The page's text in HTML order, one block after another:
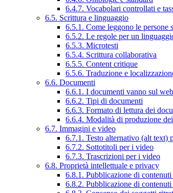
6.4.7. Vocabolari controllati e
6.5. Scrittura e linguaggio
6.5.1. Come leggono le persone
6.5.2. Le regole per un
6.5.3. Microtesti
6.5.4. Scrittura collaborativa
6.5.5. Content critique
6.5.6. Traduzione e
6.6. Documenti
6.6.1. I documenti vanno sul web
6.6.2. Tipi di documenti
6.6.3. Formato di lettura dei
6.6.4. Modalità di produzione
6.7. Immagini e video
6.7.1. Testo alternativo (alt text)
6.7.2. Sottotitoli per i video
6.7.3. Trascrizioni per i video
6.8. Proprietà intellettuale e privacy
6.8.1. Pubblicazione di
6.8.2. Pubblicazione di